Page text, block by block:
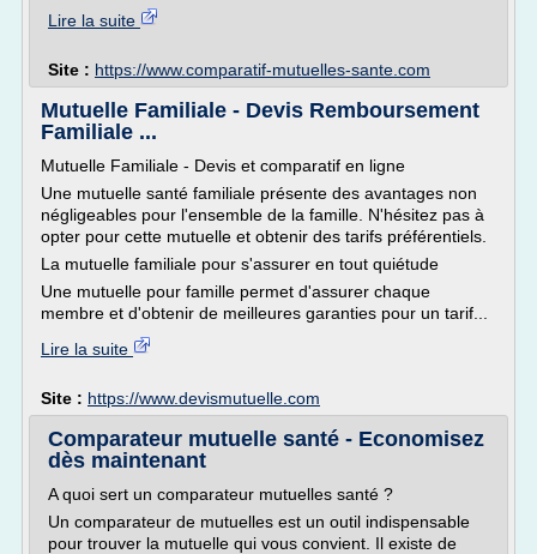
Lire la suite
Site : https://www.comparatif-mutuelles-sante.com
Mutuelle Familiale - Devis Remboursement
Familiale ...
Mutuelle Familiale - Devis et comparatif en ligne
Une mutuelle santé familiale présente des avantages non
négligeables pour l'ensemble de la famille. N'hésitez pas à
opter pour cette mutuelle et obtenir des tarifs préférentiels.
La mutuelle familiale pour s'assurer en tout quiétude
Une mutuelle pour famille permet d'assurer chaque
membre et d'obtenir de meilleures garanties pour un tarif...
Lire la suite
Site : https://www.devismutuelle.com
Comparateur mutuelle santé - Economisez
dès maintenant
A quoi sert un comparateur mutuelles santé ?
Un comparateur de mutuelles est un outil indispensable
pour trouver la mutuelle qui vous convient. Il existe de